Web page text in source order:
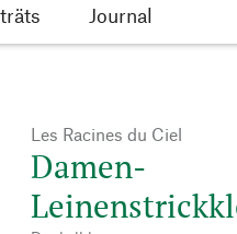
Journal
Les Racines du Ciel
Damen-